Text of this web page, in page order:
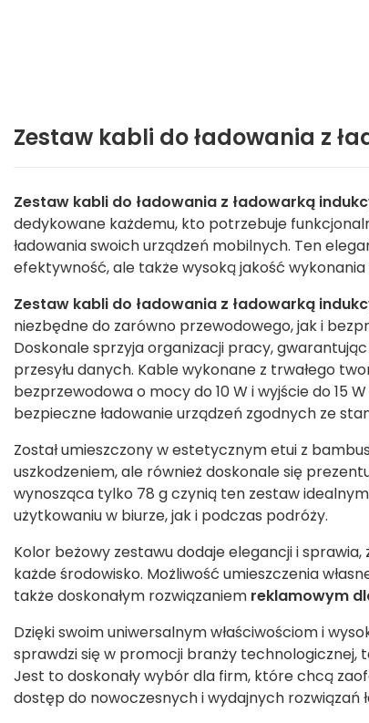
Zestaw kabli do ładowania z
Zestaw kabli do ładowania z ładowarką
dedykowane każdemu, kto potrzebuje
ładowania swoich urządzeń mobilnych. Ten
efektywność, ale także wysoką jakość wykonania
Zestaw kabli do ładowania z ładowarką
niezbędne do zarówno przewodowego, jak i
Doskonale sprzyja organizacji pracy,
przesyłu danych. Kable wykonane z trwałego
bezprzewodowa o mocy do 10 W i wyjście do 15
bezpieczne ładowanie urządzeń zgodnych ze
Został umieszczony w estetycznym etui z
uszkodzeniem, ale również doskonale się
wynosząca tylko 78 g czynią ten zestaw
użytkowaniu w biurze, jak i podczas podróży.
Kolor beżowy zestawu dodaje elegancji i sprawia,
każde środowisko. Możliwość umieszczenia
także doskonałym rozwiązaniem reklamowym
Dzięki swoim uniwersalnym właściwościom i
sprawdzi się w promocji branży technologicznej,
Jest to doskonały wybór dla firm, które chcą
dostęp do nowoczesnych i wydajnych rozwiązań